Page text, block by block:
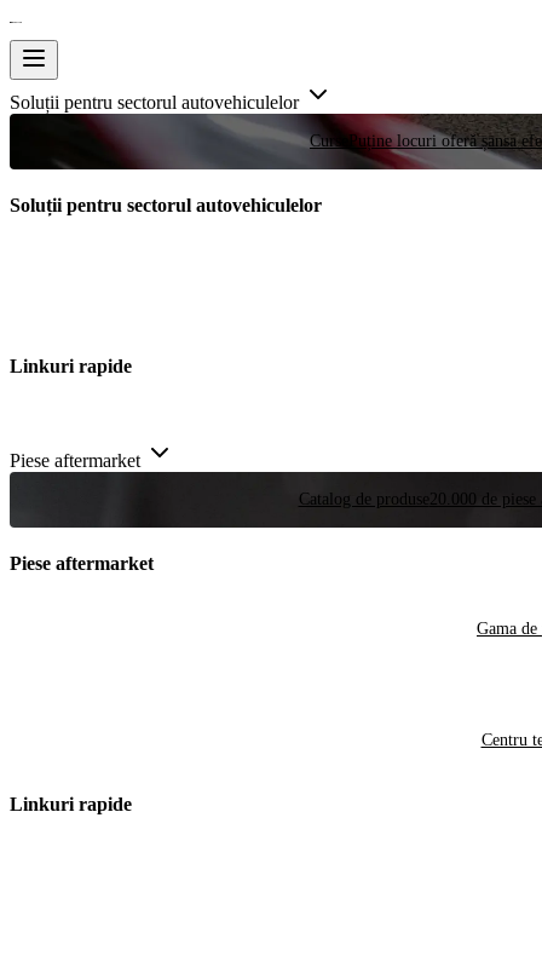
Soluții pentru sectorul autovehiculelor
Curse Puține locuri oferă șansa
Soluții pentru sectorul autovehiculelor
Linkuri rapide
Piese aftermarket
Catalog de produse 20.000 de
Piese aftermarket
Gama de
Centru
Linkuri rapide